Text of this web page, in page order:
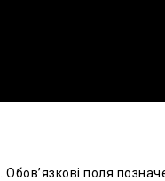
Обов’язкові поля